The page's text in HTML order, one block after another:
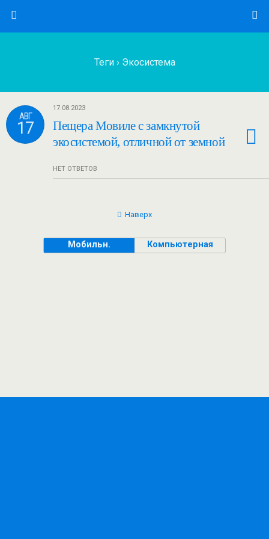
Теги › Экосистема
АВГ
17
17.08.2023
Пещера Мовиле с замкнутой
экосистемой, отличной от земной
НЕТ ОТВЕТОВ
Наверх
Мобильн. Компьютерная